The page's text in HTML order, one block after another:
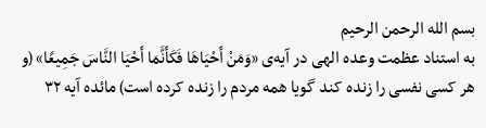
بسم الله الرحمن الرحیم
به استناد عظمت وعده الهی در آیه‌ی «وَمَنْ أَحْیَاهَا فَکَأَنَّمَا أَحْیَا النَّاسَ جَمِیعًا» (و
هر کسی نفسی را زنده کند گویا همه مردم را زنده کرده است) مائده آیه ۳۲